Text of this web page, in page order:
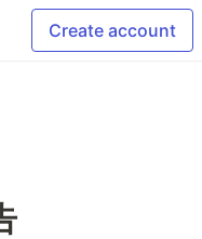
Create account